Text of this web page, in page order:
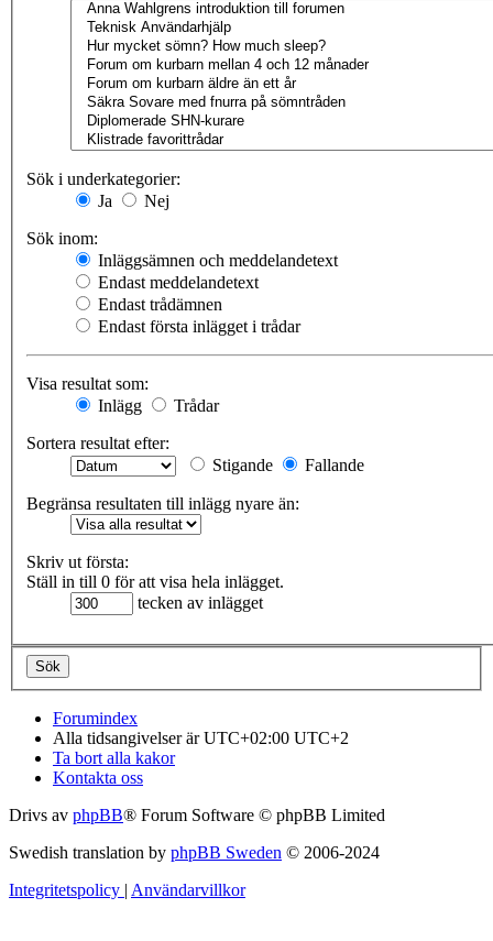
Sök i underkategorier:
Ja
Nej
Sök inom:
Inläggsämnen och meddelandetext
Endast meddelandetext
Endast trådämnen
Endast första inlägget i trådar
Visa resultat som:
Inlägg
Trådar
Sortera resultat efter:
Stigande
Fallande
Begränsa resultaten till inlägg nyare än:
Skriv ut första:
Ställ in till 0 för att visa hela inlägget.
tecken av inlägget
Forumindex
Alla tidsangivelser är UTC+02:00 UTC+2
Ta bort alla kakor
Kontakta oss
Drivs av phpBB® Forum Software © phpBB Limited
Swedish translation by phpBB Sweden © 2006-2024
Integritetspolicy | Användarvillkor